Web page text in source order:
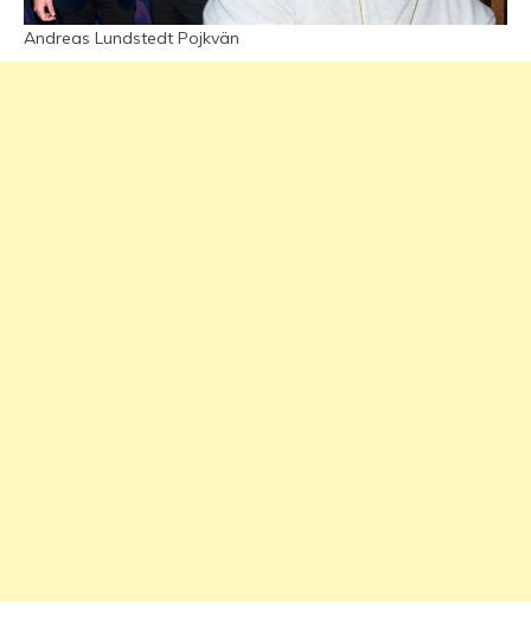
Andreas Lundstedt Pojkvän